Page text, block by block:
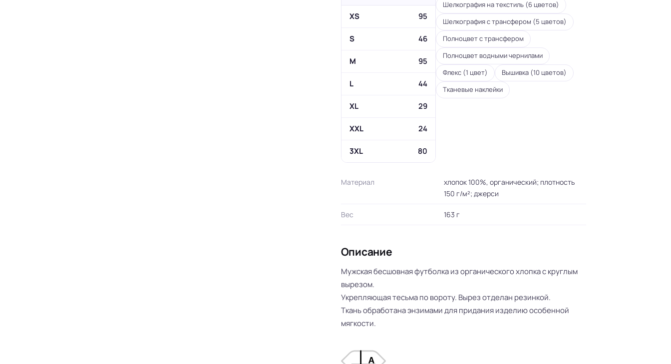
XS 95
S 46
M 95
L 44
XL 29
XXL 24
3XL 80
Шелкография на текстиль (6 цветов)
Шелкография с трансфером (5 цветов)
Полноцвет с трансфером
Полноцвет водными чернилами
Флекс (1 цвет)
Вышивка (10 цветов)
Тканевые наклейки
Материал
хлопок 100%, органический; плотность
150 г/м²; джерси
Вес 163 г
Описание
Мужская бесшовная футболка из органического хлопка с круглым
вырезом.
Укрепляющая тесьма по вороту. Вырез отделан резинкой.
Ткань обработана энзимами для придания изделию особенной
мягкости.